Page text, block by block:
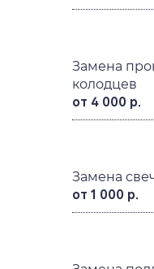
Замена
колодцев
от 4 000 р.
Замена
от 1 000 р.